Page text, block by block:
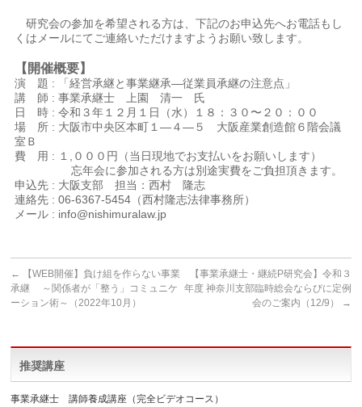
研究会の参加を希望される方は、下記のお申込先へお電話もし
くはメールにてご連絡いただけますようお願い致します。
【開催概要】
演 題 : 「経営承継と事業継承―従業員承継の注意点」
講 師 : 事業承継士 上園 清一 氏
日 時 : 令和３年１２月１日（水）１８：３０〜２０：００
場 所 : 大阪市中央区本町１―４―５ 大阪産業創造館６階会議
室Ｂ
費 用 : １,０００円（当日現地でお支払いをお願いします）
忘年会に参加される方は別途実費をご負担頂きます。
申込先 : 大阪支部 担当：西村 隆志
連絡先 : 06-6367-5454（西村隆志法律事務所）
メール : info@nishimuralaw.jp
←
【WEB開催】負け組を作らない事業
承継 ～関係者が「整う」コミュニケ
ーション術～（2022年10月）
【事業承継士・継続P研究会】令和３
年度 神奈川支部臨時総会ならびに定例
会のご案内（12/9）
→
推奨講座
事業承継士 講師養成講座（完全ビデオコース）